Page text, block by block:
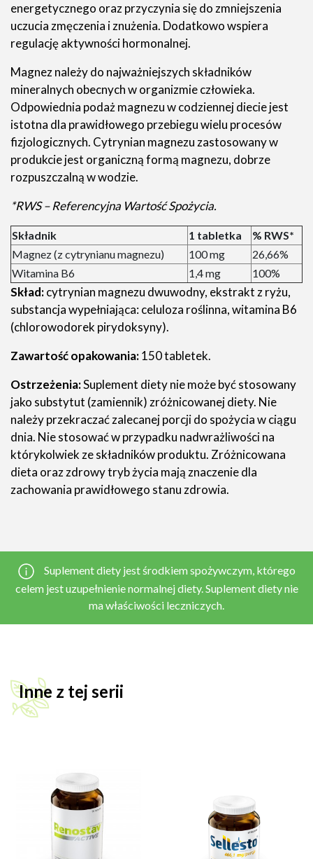
energetycznego oraz przyczynia się do zmniejszenia
uczucia zmęczenia i znużenia. Dodatkowo wspiera
regulację aktywności hormonalnej.
Magnez należy do najważniejszych składników
mineralnych obecnych w organizmie człowieka.
Odpowiednia podaż magnezu w codziennej diecie jest
istotna dla prawidłowego przebiegu wielu procesów
fizjologicznych. Cytrynian magnezu zastosowany w
produkcie jest organiczną formą magnezu, dobrze
rozpuszczalną w wodzie.
*RWS – Referencyjna Wartość Spożycia.
Składnik 1 tabletka
% RWS*
Magnez (z cytrynianu magnezu)
100 mg
26,66%
Witamina B6
1,4 mg 100%
Skład:cytrynian magnezu dwuwodny, ekstrakt z ryżu,
substancja wypełniająca: celuloza roślinna, witamina B6
(chlorowodorek pirydoksyny).
Zawartość opakowania:150 tabletek.
Ostrzeżenia:Suplement diety nie może być stosowany
jako substytut (zamiennik) zróżnicowanej diety. Nie
należy przekraczać zalecanej porcji do spożycia w ciągu
dnia. Nie stosować w przypadku nadwrażliwości na
którykolwiek ze składników produktu. Zróżnicowana
dieta oraz zdrowy tryb życia mają znaczenie dla
zachowania prawidłowego stanu zdrowia.
Suplement diety jest środkiem spożywczym, którego
celem jest uzupełnienie normalnej diety. Suplement diety nie
ma właściwości leczniczych.
Inne z tej serii